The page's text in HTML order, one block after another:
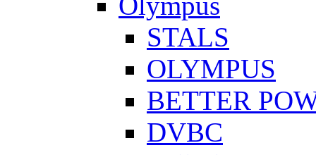
STALS
OLYMPUS
BETTER
DVBC